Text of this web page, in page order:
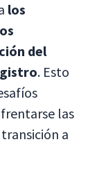
los
del
. Esto
las
a